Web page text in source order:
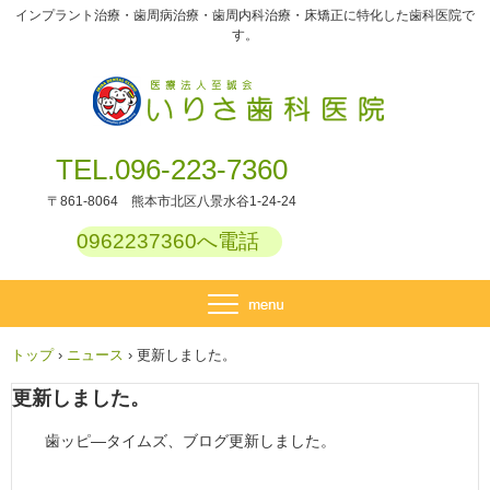
インプラント治療・歯周病治療・歯周内科治療・床矯正に特化した歯科医院で
す。
TEL.096-223-7360
〒861-8064 熊本市北区八景水谷1-24-24
0962237360へ電話
トップ › ニュース › 更新しました。
更新しました。
歯ッピ―タイムズ、ブログ更新しました。